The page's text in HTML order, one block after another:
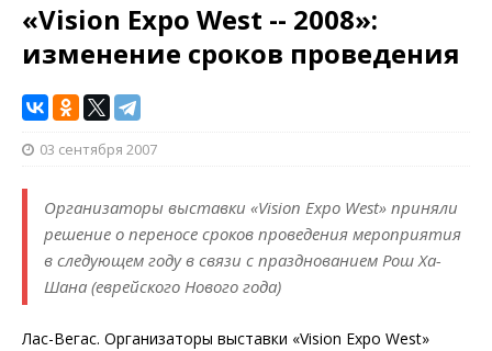
«Vision Expo West -- 2008»:
изменение сроков проведения
03 сентября 2007
Организаторы выставки «Vision Expo West» приняли
решение о переносе сроков проведения мероприятия
в следующем году в связи с празднованием Рош Ха-
Шана (еврейского Нового года)
Лас-Вегас. Организаторы выставки «Vision Expo West»